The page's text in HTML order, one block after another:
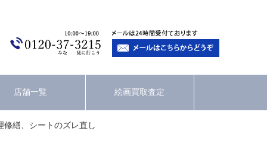
店舗一覧 絵画買取査定
繕、シートのズレ直し